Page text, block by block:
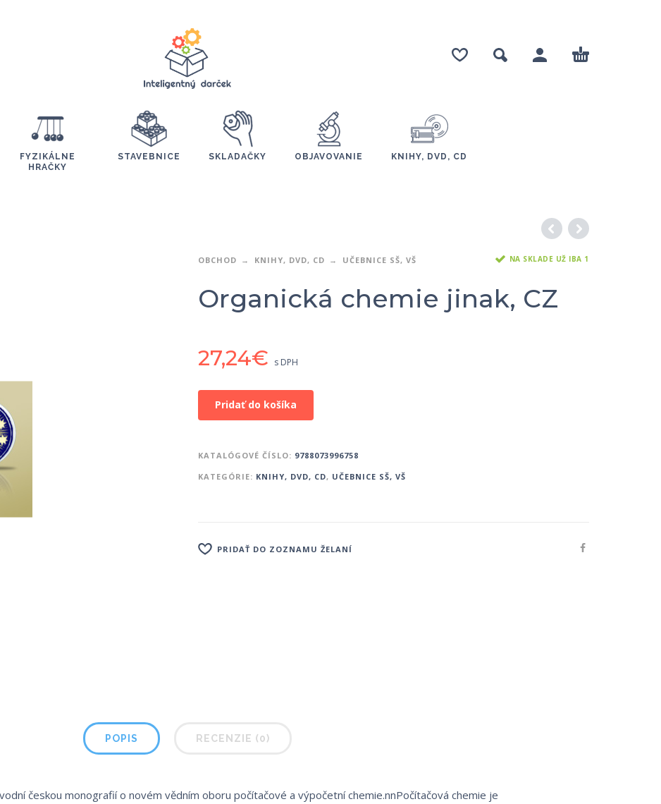
FYZIKÁLNE
HRAČKY
STAVEBNICE SKLADAČKY OBJAVOVANIE KNIHY, DVD, CD
OBCHOD KNIHY, DVD, CD UČEBNICE SŠ, VŠ NA SKLADE UŽ IBA 1
Organická chemie jinak, CZ
27,24€ s DPH
Pridať do košíka
KATALÓGOVÉ ČÍSLO: 9788073996758
KATEGÓRIE: KNIHY, DVD, CD, UČEBNICE SŠ, VŠ
PRIDAŤ DO ZOZNAMU ŽELANÍ
POPIS RECENZIE (0)
českou monografií o novém vědním oboru počítačové a výpočetní chemie.nnPočítačová chemie je